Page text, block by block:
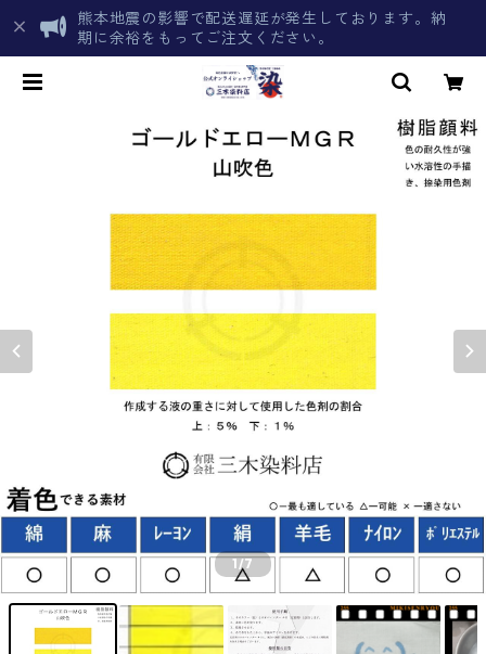
熊本地震の影響で配送遅延が発生しております。納
期に余裕をもってご注文ください。
1/7